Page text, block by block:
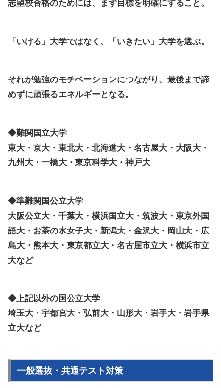
志望校合格のためには、まず目標を明確にすること。
「いける」大学ではなく、「いきたい」大学を選ぶ。
それが勉強のモチベーションにつながり、最後まで諦
めずに頑張るエネルギーとなる。
◆難関国立大学
東大・京大・東北大・北海道大・名古屋大・大阪大・
九州大・一橋大・東京科学大・神戸大
◆準難関国公立大学
大阪公立大・千葉大・横浜国立大・筑波大・東京外国
語大・お茶の水女子大・新潟大・金沢大・岡山大・広
島大・熊本大・東京都立大・名古屋市立大・横浜市立
大など
◆上記以外の国公立大学
埼玉大・宇都宮大・弘前大・山形大・岩手大・岩手県
立大など
一般選抜・共通テスト対策